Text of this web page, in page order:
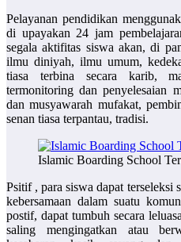
Pelayanan pendidikan
di upayakan 24 jam
segala aktifitas siswa akan, di
ilmu diniyah, ilmu umum,
tiasa terbina secara karib,
termonitoring dan penyelesaian
dan musyawarah mufakat,
senan tiasa terpantau, tradisi.
Islamic Boarding School
Psitif , para siswa dapat terseleksi
kebersamaan dalam suatu
postif, dapat tumbuh secara
saling mengingatkan atau